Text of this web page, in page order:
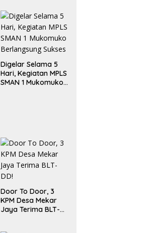
Digelar Selama 5
Hari, Kegiatan MPLS
SMAN 1 Mukomuko
Door To Door, 3
KPM Desa Mekar
Jaya Terima BLT-